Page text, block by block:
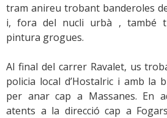
tram anireu trobant banderoles
i, fora del nucli urbà , també
pintura grogues.
Al final del carrer Ravalet, us
policia local d’Hostalric i amb la
per anar cap a Massanes. En
atents a la direcció cap a